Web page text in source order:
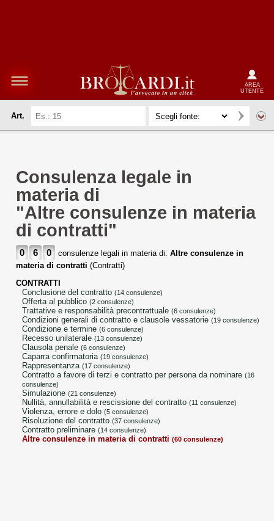
AREA
UTENTE
Art.
Consulenza legale in
materia di
"Altre consulenze in materia
di contratti"
0 6 0 consulenze legali in materia di: Altre consulenze in
materia di contratti (Contratti)
CONTRATTI
conclusione del contratto (14 consulenze)
offerta al pubblico (2 consulenze)
trattative e responsabilità precontrattuale (6 consulenze)
condizioni generali di contratto e clausole vessatorie (19 consulenze)
condizione e termine (6 consulenze)
recesso unilaterale (13 consulenze)
clausola penale (6 consulenze)
caparra confirmatoria (19 consulenze)
rappresentanza (17 consulenze)
contratto a favore di terzi e contratto per persona da nominare (16
consulenze)
simulazione (21 consulenze)
nullità, annullabilità e rescissione del contratto (11 consulenze)
violenza, errore e dolo (5 consulenze)
risoluzione del contratto (37 consulenze)
contratto preliminare (14 consulenze)
altre consulenze in materia di contratti (60 consulenze)